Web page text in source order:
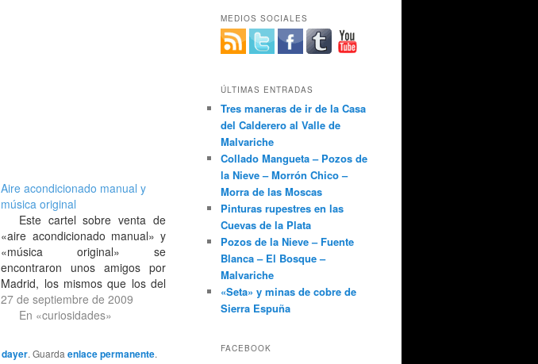
Aire acondicionado manual y
música original
Este cartel sobre venta de
«aire acondicionado manual» y
«música original» se
encontraron unos amigos por
Madrid, los mismos que los del
cartel de «clínica dermatología
venéreas», alrededor de una
27 de septiembre de 2009
En «curiosidades»
dayer. Guarda enlace permanente.
MEDIOS SOCIALES
ÚLTIMAS ENTRADAS
Tres maneras de ir de la Casa
del Calderero al Valle de
Malvariche
Collado Mangueta – Pozos de
la Nieve – Morrón Chico –
Morra de las Moscas
Pinturas rupestres en las
Cuevas de la Plata
Pozos de la Nieve – Fuente
Blanca – El Bosque –
Malvariche
«Seta» y minas de cobre de
Sierra Espuña
FACEBOOK